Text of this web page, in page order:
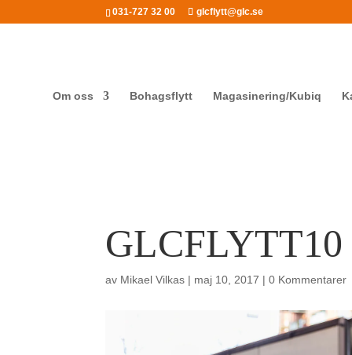
031-727 32 00 glcflytt@glc.se
Om oss Bohagsflytt Magasinering/Kubiq
GLCFLYTT10
av Mikael Vilkas | maj 10, 2017 |0 Kommentarer